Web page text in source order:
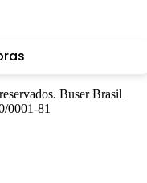
Buser Brasil
0001-81